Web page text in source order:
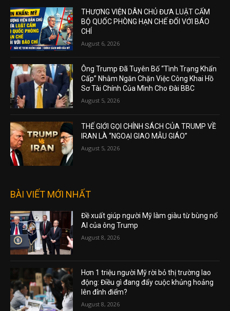
THƯỢNG VIỆN DÂN CHỦ ĐƯA LUẬT CẤM
BỘ QUỐC PHÒNG HẠN CHẾ ĐỐI VỚI BÁO
CHÍ
August 6, 2026
Ông Trump Đã Tuyên Bố “Tình Trạng Khẩn
Cấp” Nhằm Ngăn Chặn Việc Công Khai Hồ
Sơ Tài Chính Của Mình Cho Đài BBC
August 5, 2026
THẾ GIỚI GỌI CHÍNH SÁCH CỦA TRUMP VỀ
IRAN LÀ “NGOẠI GIAO MẪU GIÁO”
August 5, 2026
BÀI VIẾT MỚI NHẤT
Đề xuất giúp người Mỹ làm giàu từ bùng nổ
AI của ông Trump
August 8, 2026
Hơn 1 triệu người Mỹ rời bỏ thị trường lao
động: Điều gì đang đẩy cuộc khủng hoảng
lên đỉnh điểm?
August 8, 2026